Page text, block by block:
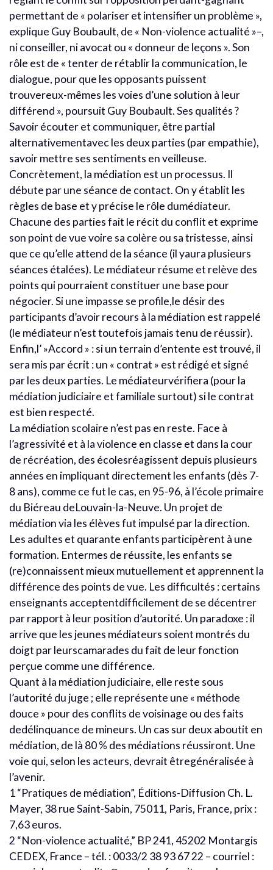
permettant de « polariser et intensifier un problème »,
explique Guy Boubault, de « Non-violence actualité »–,
ni conseiller, ni avocat ou « donneur de leçons ». Son
rôle est de « tenter de rétablir la communication, le
dialogue, pour que les opposants puissent
trouvereux-mêmes les voies d’une solution à leur
différend », poursuit Guy Boubault. Ses qualités ?
Savoir écouter et communiquer, être partial
alternativementavec les deux parties (par empathie),
savoir mettre ses sentiments en veilleuse.
Concrètement, la médiation est un processus. Il
débute par une séance de contact. On y établit les
règles de base et y précise le rôle dumédiateur.
Chacune des parties fait le récit du conflit et exprime
son point de vue voire sa colère ou sa tristesse, ainsi
que ce qu’elle attend de la séance (il yaura plusieurs
séances étalées). Le médiateur résume et relève des
points qui pourraient constituer une base pour
négocier. Si une impasse se profile,le désir des
participants d’avoir recours à la médiation est rappelé
(le médiateur n’est toutefois jamais tenu de réussir).
Enfin,l’ »Accord » : si un terrain d’entente est trouvé, il
sera mis par écrit : un « contrat » est rédigé et signé
par les deux parties. Le médiateurvérifiera (pour la
médiation judiciaire et familiale surtout) si le contrat
est bien respecté.
La médiation scolaire n’est pas en reste. Face à
l’agressivité et à la violence en classe et dans la cour
de récréation, des écolesréagissent depuis plusieurs
années en impliquant directement les enfants (dès 7-
8 ans), comme ce fut le cas, en 95-96, à l’école primaire
du Biéreau deLouvain-la-Neuve. Un projet de
médiation via les élèves fut impulsé par la direction.
Les adultes et quarante enfants participèrent à une
formation. Entermes de réussite, les enfants se
(re)connaissent mieux mutuellement et apprennent la
différence des points de vue. Les difficultés : certains
enseignants acceptentdifficilement de se décentrer
par rapport à leur position d’autorité. Un paradoxe : il
arrive que les jeunes médiateurs soient montrés du
doigt par leurscamarades du fait de leur fonction
perçue comme une différence.
Quant à la médiation judiciaire, elle reste sous
l’autorité du juge ; elle représente une « méthode
douce » pour des conflits de voisinage ou des faits
dedélinquance de mineurs. Un cas sur deux aboutit en
médiation, de là 80 % des médiations réussiront. Une
voie qui, selon les acteurs, devrait êtregénéralisée à
l’avenir.
1 “Pratiques de médiation”, Éditions-Diffusion Ch. L.
Mayer, 38 rue Saint-Sabin, 75011, Paris, France, prix :
7,63 euros.
2 “Non-violence actualité,” BP 241, 45202 Montargis
CEDEX, France – tél. : 0033/2 38 93 67 22 – courriel :